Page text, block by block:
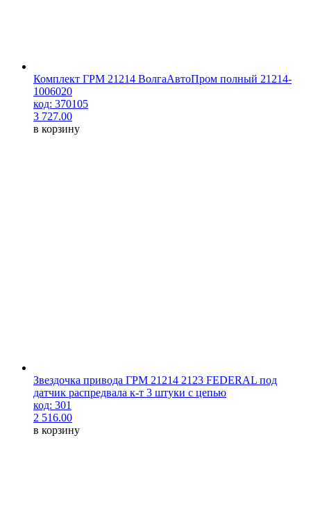
Комплект ГРМ 21214 ВолгаАвтоПром полный 21214-
1006020
код: 370105
3 727.00
в корзину
Звездочка привода ГРМ 21214 2123 FEDERAL под
датчик распредвала к-т 3 штуки с цепью
код: 301
2 516.00
в корзину